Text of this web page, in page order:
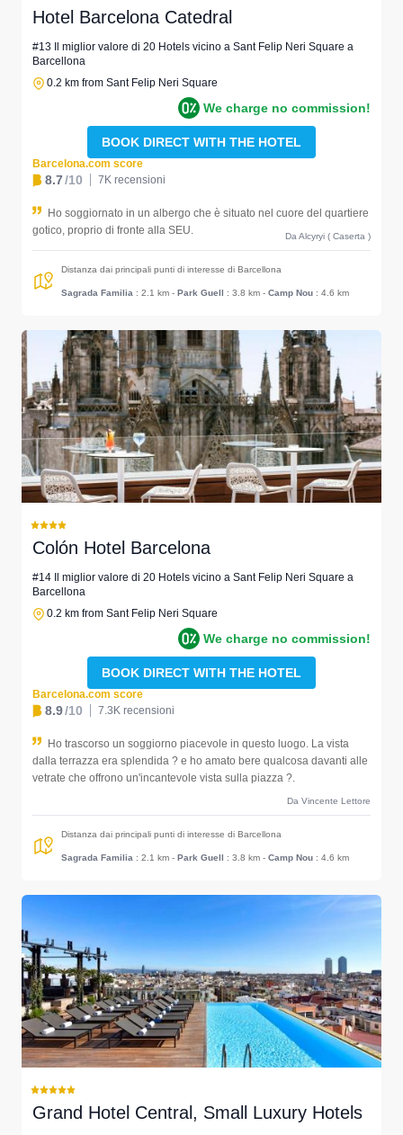
Hotel Barcelona Catedral
#13 Il miglior valore di 20 Hotels vicino a Sant Felip Neri Square a
Barcellona
0.2 km from Sant Felip Neri Square
We charge no commission!
BOOK DIRECT WITH THE HOTEL
Barcelona.com score
8.7/10 7K recensioni
Ho soggiornato in un albergo che è situato nel cuore del quartiere
gotico, proprio di fronte alla SEU.
Da Alcyryi ( Caserta )
Distanza dai principali punti di interesse di Barcellona
Sagrada Familia : 2.1 km - Park Guell : 3.8 km - Camp Nou : 4.6 km
Colón Hotel Barcelona
#14 Il miglior valore di 20 Hotels vicino a Sant Felip Neri Square a
Barcellona
0.2 km from Sant Felip Neri Square
We charge no commission!
BOOK DIRECT WITH THE HOTEL
Barcelona.com score
8.9/10 7.3K recensioni
Ho trascorso un soggiorno piacevole in questo luogo. La vista
dalla terrazza era splendida ? e ho amato bere qualcosa davanti alle
vetrate che offrono un'incantevole vista sulla piazza ?.
Da Vincente Lettore
Distanza dai principali punti di interesse di Barcellona
Sagrada Familia : 2.1 km - Park Guell : 3.8 km - Camp Nou : 4.6 km
Grand Hotel Central, Small Luxury Hotels